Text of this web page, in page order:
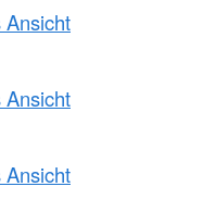
Ansicht
Ansicht
Ansicht